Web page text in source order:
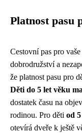
Platnost pasu
Cestovní pas pro
dobrodružství a
že platnost pasu pro
Děti do 5 let věku
dostatek času na
rodinou. Pro děti od
otevírá dveře k ještě